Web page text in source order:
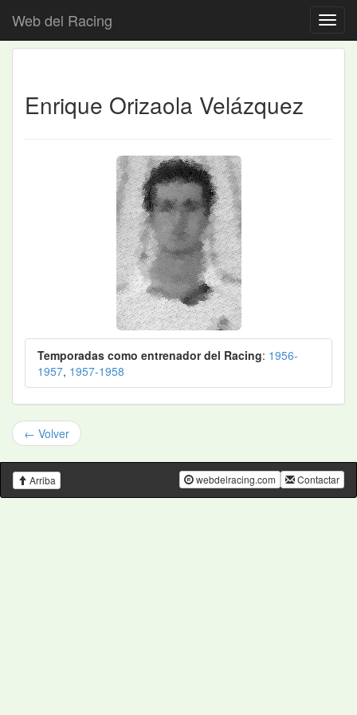
Web del Racing
Enrique Orizaola Velázquez
Temporadas como entrenador del Racing: 1956-
1957, 1957-1958
← Volver
Contactar
webdelracing.com
Arriba